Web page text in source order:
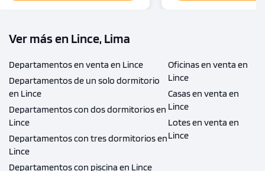
Ver más en Lince, Lima
Departamentos en venta en Lince
Departamentos de un solo dormitorio
en Lince
Departamentos con dos dormitorios en
Lince
Departamentos con tres dormitorios en
Lince
Departamentos con piscina en Lince
Oficinas en venta en
Lince
Casas en venta en
Lince
Lotes en venta en
Lince